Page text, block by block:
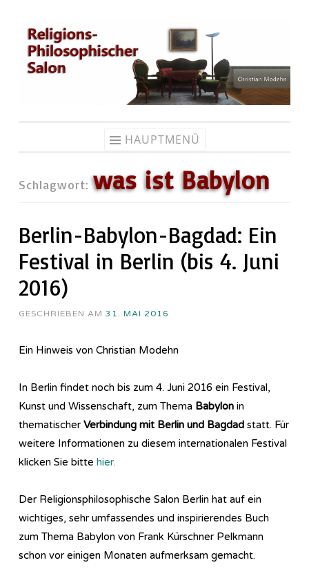
Zum
Inhalt
springen
HAUPTMENÜ
Schlagwort:was ist Babylon
Berlin-Babylon-Bagdad: Ein
Festival in Berlin (bis 4. Juni
2016)
GESCHRIEBEN AM 31. MAI 2016
Ein Hinweis von Christian Modehn
In Berlin findet noch bis zum 4. Juni 2016 ein Festival,
Kunst und Wissenschaft, zum Thema Babylon in
thematischer Verbindung mit Berlin und Bagdad statt. Für
weitere Informationen zu diesem internationalen Festival
klicken Sie bitte hier.
Der Religionsphilosophische Salon Berlin hat auf ein
wichtiges, sehr umfassendes und inspirierendes Buch
zum Thema Babylon von Frank Kürschner Pelkmann
schon vor einigen Monaten aufmerksam gemacht.